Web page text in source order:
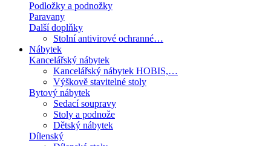
Podložky a podnožky
Paravany
Další doplňky
Stolní antivirové ochranné…
Nábytek
Kancelářský nábytek
Kancelářský nábytek HOBIS,…
Výškově stavitelné stoly
Bytový nábytek
Sedací soupravy
Stoly a podnože
Dětský nábytek
Dílenský